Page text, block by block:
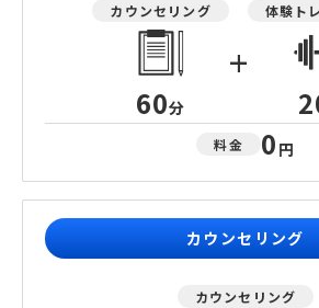
カウンセリング
60分
+
体験ト
料金 0 円
カウンセリング
カウンセリング